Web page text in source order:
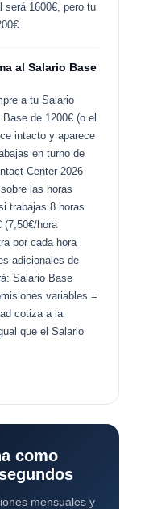
será 1600€, pero tu
al Salario Base
a tu Salario
de 1200€ (o el
intacto y aparece
en turno de
Center 2026
las horas
trabajas 8 horas
(7,50€/hora
por cada hora
adicionales de
Salario Base
variables =
cotiza a la
que el Salario
como
mensuales y